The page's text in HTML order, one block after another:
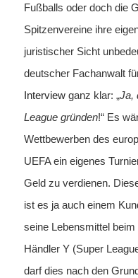
Fußballs oder doch die
Spitzenvereine ihre
juristischer Sicht
deutscher Fachanwalt
Interviewganz klar: „Ja,
League gründen!“ Es
Wettbewerben des
UEFA ein eigenes
Geld zu verdienen.
ist es ja auch einem
seine Lebensmittel
Händler Y (Super
darf dies nach den